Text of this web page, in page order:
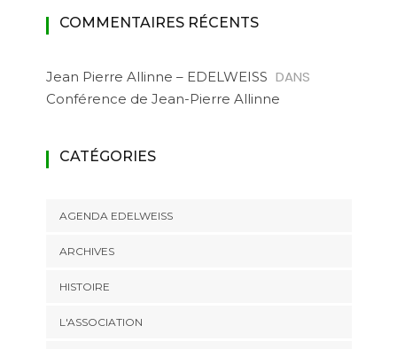
COMMENTAIRES RÉCENTS
Jean Pierre Allinne – EDELWEISS DANS
Conférence de Jean-Pierre Allinne
CATÉGORIES
AGENDA EDELWEISS
ARCHIVES
HISTOIRE
L'ASSOCIATION